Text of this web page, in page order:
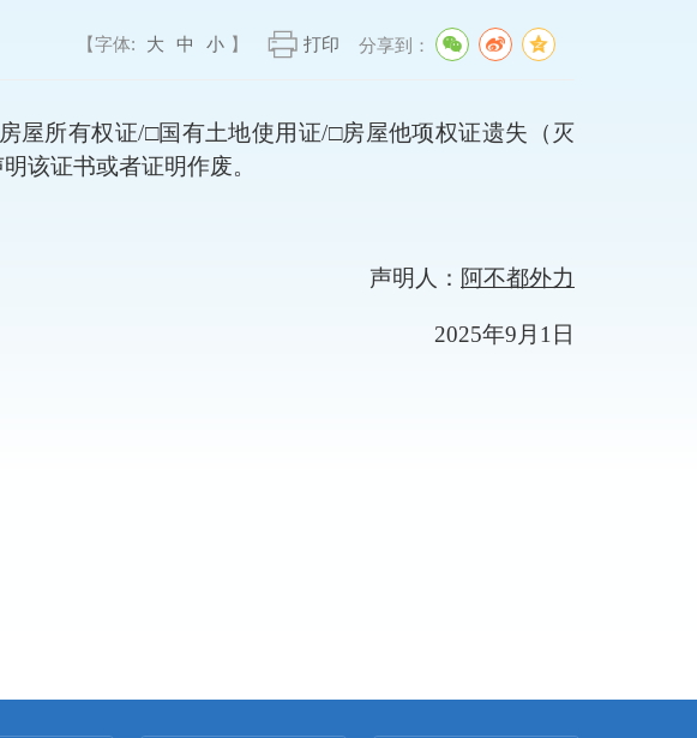
【字体: 大 中 小 】 打印 分享到：
房屋所有权证/□国有土地使用证/□房屋他项权证遗失（灭
该证书或者证明作废。
声明人 ： 阿不都外力
2025年9 月 1 日